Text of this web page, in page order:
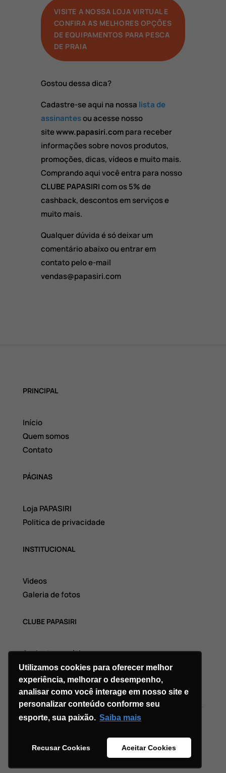
Utilizamos cookies para oferecer melhor
experiência, melhorar o desempenho,
analisar como você interage em nosso site e
personalizar conteúdo conforme seu
esporte, sua paixão. Saiba mais
Recusar Cookies Aceitar Cookies
VISITE A NOSSA LOJA VIRTUAL E
CONFIRA AS MELHORES OPÇÕES
DE EQUIPAMENTOS PARA PESCA
DE PRAIA
Gostou dessa dica?
Cadastre-se aqui na nossa lista de
assinantesou acesse nosso
sitewww.papasiri.compara receber
informações sobre novos produtos,
promoções, dicas, vídeos e muito mais.
Comprando aqui você entra para nosso
CLUBE PAPASIRIcom os 5% de
cashback, descontos em serviços e
muito mais.
Qualquer dúvida é só deixar um
comentário abaixo ou entrar em
contato pelo e-mail
vendas@papasiri.com
PRINCIPAL
Início
Quem somos
Contato
PÁGINAS
Loja PAPASIRI
Politica de privacidade
INSTITUCIONAL
Videos
Galeria de fotos
CLUBE PAPASIRI
Assinatura grátis